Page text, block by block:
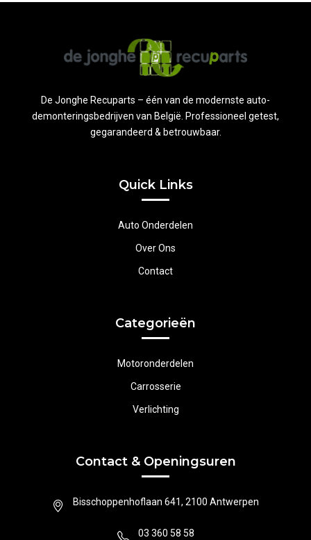
De Jonghe Recuparts – één van de modernste auto-
demonteringsbedrijven van België. Professioneel getest,
gegarandeerd & betrouwbaar.
Quick Links
Auto Onderdelen
Over Ons
Contact
Categorieën
Motoronderdelen
Carrosserie
Verlichting
Contact & Openingsuren
Bisschoppenhoflaan 641, 2100 Antwerpen
03 360 58 58